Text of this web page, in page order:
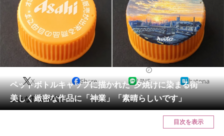
エンタメ クイズ
グルメ 地域
住まい 教育・育児
会員記事
メディア
ペットボトルキャップに描かれた“夕焼けに染まる街”
美しく緻密な作品に「神業」「素晴らしいです」
X Share LINE hatena
小さな世界が広がる。
目次を表示